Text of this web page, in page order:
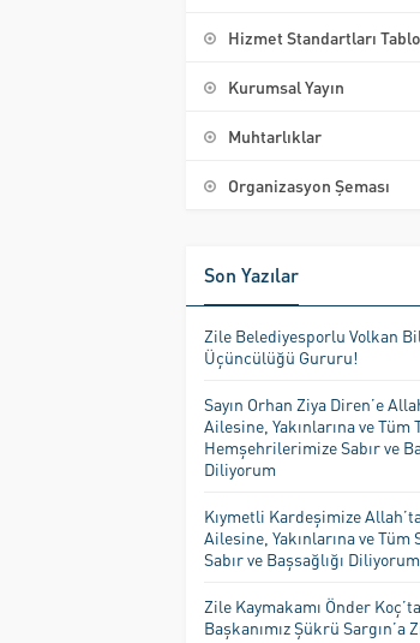
Hizmet Standartları
Kurumsal Yayın
Muhtarlıklar
Organizasyon Şeması
Son Yazılar
Zile Belediyesporlu Volkan
Üçüncülüğü Gururu!
Sayın Orhan Ziya Diren’e
Ailesine, Yakınlarına ve Tüm
Hemşehrilerimize Sabır ve
Diliyorum
Kıymetli Kardeşimize
Ailesine, Yakınlarına ve Tüm
Sabır ve Başsağlığı Diliyorum
Zile Kaymakamı Önder
Başkanımız Şükrü Sargın’a